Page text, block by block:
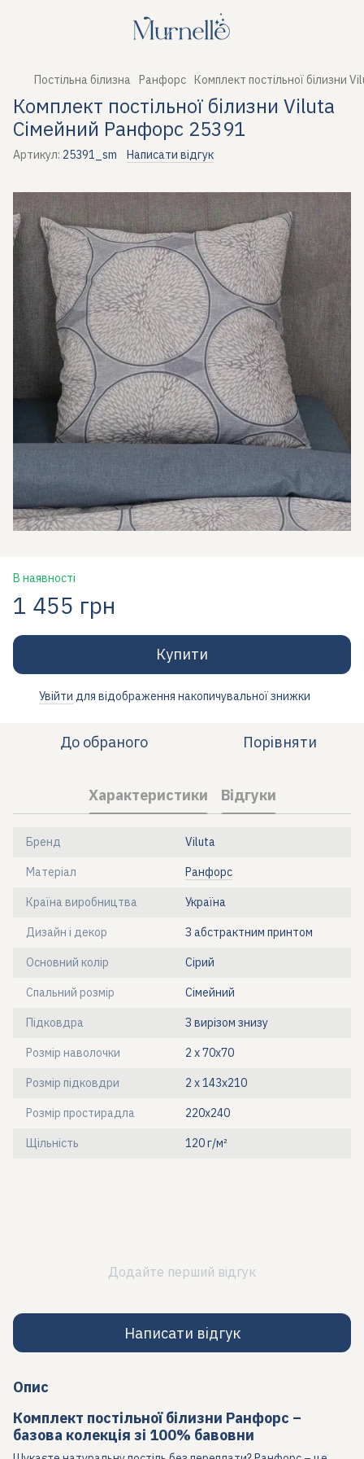
Постільна білизна Ранфорс Комплект постільної білизни
Комплект постільної білизни Viluta
Сімейний Ранфорс 25391
Артикул: 25391_sm Написати відгук
В наявності
1 455 грн
Купити
Увійти для відображення накопичувальної знижки
До обраного Порівняти
Характеристики Відгуки
Бренд Viluta
Матеріал Ранфорс
Країна виробництва Україна
Дизайн і декор З абстрактним принтом
Основний колір Сірий
Спальний розмір Сімейний
Підковдра З вирізом знизу
Розмір наволочки 2 х 70х70
Розмір підковдри 2 х 143х210
Розмір простирадла 220х240
Щільність 120 г/м²
Додайте перший відгук
Написати відгук
Опис
Комплект постільної білизни Ранфорс –
базова колекція зі 100% бавовни